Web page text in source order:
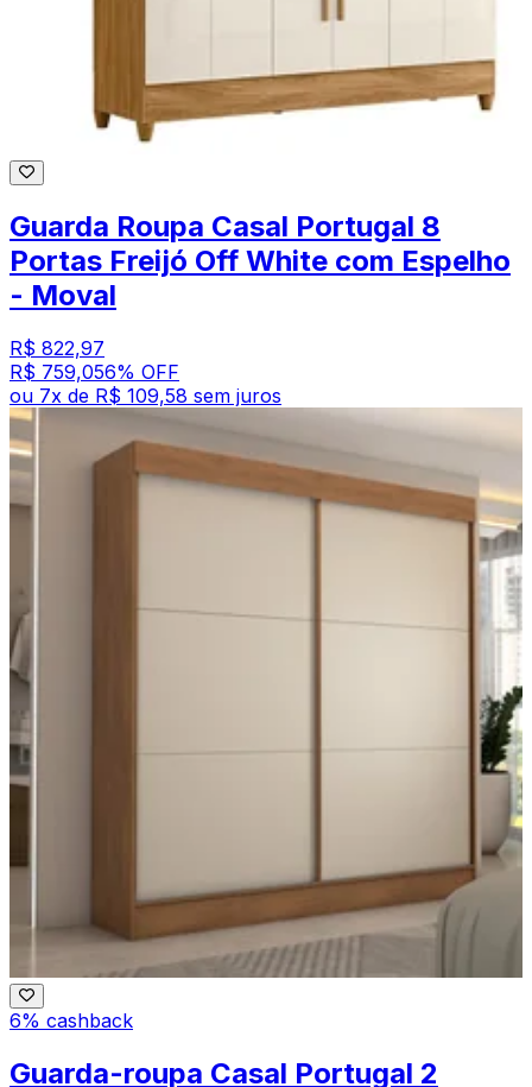
Guarda Roupa Casal Portugal 8
Portas Freijó Off White com Espelho
- Moval
R$ 822,97
R$ 759,056% OFF
ou 7x de R$ 109,58 sem juros
6% cashback
Guarda-roupa Casal Portugal 2